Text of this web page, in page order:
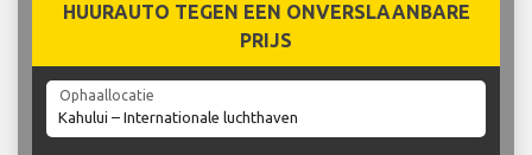
HUURAUTO TEGEN EEN ONVERSLAANBARE
PRIJS
Ophaallocatie